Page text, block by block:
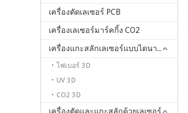
เครื่องตัดเลเซอร์ PCB
เครื่องเลเซอร์มาร์คกิ้ง CO2
เครื่องแกะสลักเลเซอร์แบบไดนามิก 3 มิติ
ไฟเบอร์ 3D
UV 3D
CO2 3D